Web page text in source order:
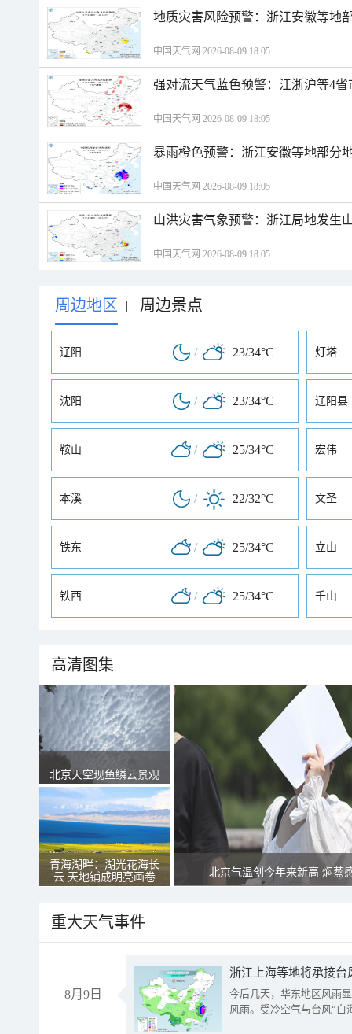
地质灾害风险预警：浙江安徽等地
中国天气网 2026-08-09 18:05
强对流天气蓝色预警：江浙沪等4
中国天气网 2026-08-09 18:05
暴雨橙色预警：浙江安徽等地部分
中国天气网 2026-08-09 18:05
山洪灾害气象预警：浙江局地发生
中国天气网 2026-08-09 18:05
周边地区 | 周边景点
辽阳 / 23/34°C 灯塔
沈阳 / 23/34°C 辽阳县
鞍山 / 25/34°C 宏伟
本溪 / 22/32°C 文圣
铁东 / 25/34°C 立山
铁西 / 25/34°C 千山
高清图集
北京天空现鱼鳞云景观
青海湖畔：湖光花海长
云 天地铺成明亮画卷
北京气温创今年来新高 焖蒸
重大天气事件
8月9日
浙江上海等地将承接台
今后几天，华东地区风雨
风雨。受冷空气与台风“白